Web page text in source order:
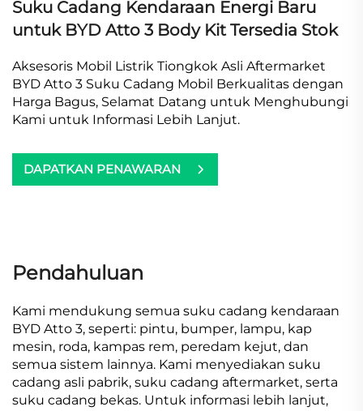
Suku Cadang Kendaraan Energi Baru
untuk BYD Atto 3 Body Kit Tersedia Stok
Aksesoris Mobil Listrik Tiongkok Asli Aftermarket
BYD Atto 3 Suku Cadang Mobil Berkualitas dengan
Harga Bagus, Selamat Datang untuk Menghubungi
Kami untuk Informasi Lebih Lanjut.
DAPATKAN PENAWARAN
Pendahuluan
Kami mendukung semua suku cadang kendaraan
BYD Atto 3, seperti: pintu, bumper, lampu, kap
mesin, roda, kampas rem, peredam kejut, dan
semua sistem lainnya. Kami menyediakan suku
cadang asli pabrik, suku cadang aftermarket, serta
suku cadang bekas. Untuk informasi lebih lanjut,